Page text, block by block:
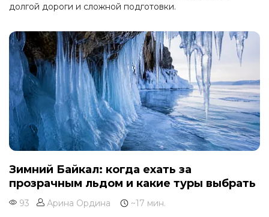
долгой дороги и сложной подготовки.
Зимний Байкал: когда ехать за
прозрачным льдом и какие туры выбрать
93 Арина Ордина ~17 мин.